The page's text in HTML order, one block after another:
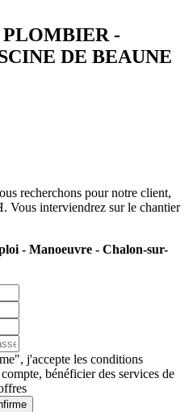
-
DE BEAUNE
recherchons pour notre client,
Vous interviendrez sur le chantier
- Manoeuvre - Chalon-sur-
j'accepte les conditions
bénéficier des services de